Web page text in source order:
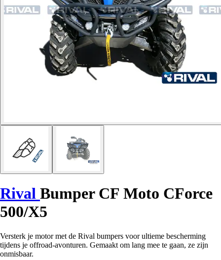
Rival Bumper CF Moto CForce
500/X5
Versterk je motor met de Rival bumpers voor ultieme bescherming
tijdens je offroad-avonturen. Gemaakt om lang mee te gaan, ze zijn
onmisbaar.